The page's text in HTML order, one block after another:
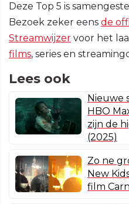
Deze Top 5 is
Bezoek zeker eens de
Streamwijzer voor het
films, series en
Lees ook
Nieuwe
HBO
zijn de
(2025)
Zo ne
New
film